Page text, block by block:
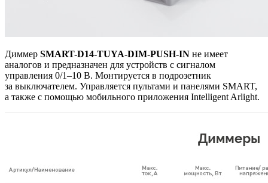
Диммер SMART-D14-TUYA-DIM-PUSH-IN не имеет
аналогов и предназначен для устройств с сигналом
управления 0/1–10 В. Монтируется в подрозетник
за выключателем. Управляется пультами и панелями SMART,
а также с помощью мобильного приложения Intelligent Arlight.